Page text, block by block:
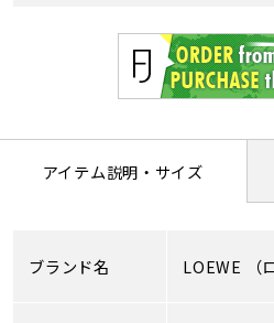
アイテム説明・サイズ
ブランド名 LOEWE （